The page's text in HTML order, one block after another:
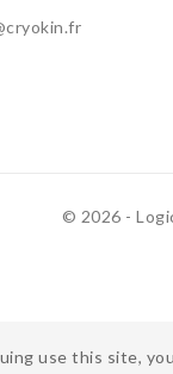
© 2026 -
use this site,